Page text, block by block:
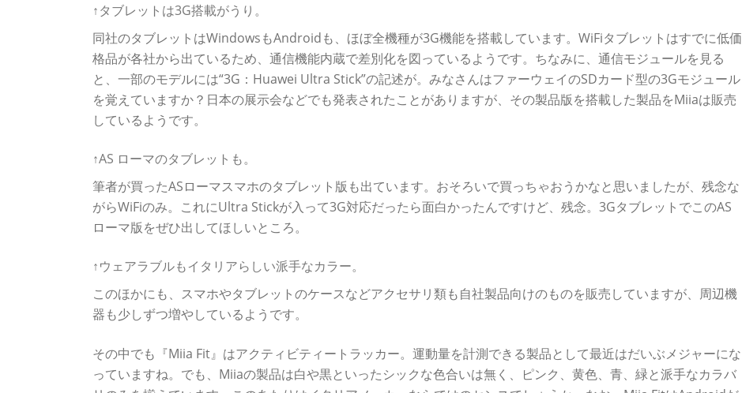
↑タブレットは3G搭載がうり。
同社のタブレットはWindowsもAndroidも、ほぼ全機種が3G機能を搭載しています。WiFiタブレットはすでに低価
格品が各社から出ているため、通信機能内蔵で差別化を図っているようです。ちなみに、通信モジュールを見る
と、一部のモデルには“3G：Huawei Ultra Stick”の記述が。みなさんはファーウェイのSDカード型の3Gモジュール
を覚えていますか？日本の展示会などでも発表されたことがありますが、その製品版を搭載した製品をMiiaは販売
しているようです。
↑AS ローマのタブレットも。
筆者が買ったASローマスマホのタブレット版も出ています。おそろいで買っちゃおうかなと思いましたが、残念な
がらWiFiのみ。これにUltra Stickが入って3G対応だったら面白かったんですけど、残念。3GタブレットでこのAS
ローマ版をぜひ出してほしいところ。
↑ウェアラブルもイタリアらしい派手なカラー。
このほかにも、スマホやタブレットのケースなどアクセサリ類も自社製品向けのものを販売していますが、周辺機
器も少しずつ増やしているようです。
その中でも『Miia Fit』はアクティビティートラッカー。運動量を計測できる製品として最近はだいぶメジャーにな
っていますね。でも、Miiaの製品は白や黒といったシックな色合いは無く、ピンク、黄色、青、緑と派手なカラバ